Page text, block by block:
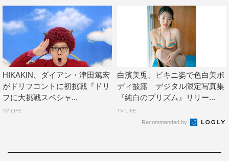
HIKAKIN、ダイアン・津田篤宏
がドリフコントに初挑戦『ドリ
フに大挑戦スペシャ...
TV LIFE
白濱美兎、ビキニ姿で色白美ボ
ディ披露 デジタル限定写真集
『純白のプリズム』リリー...
TV LIFE
Recommended by